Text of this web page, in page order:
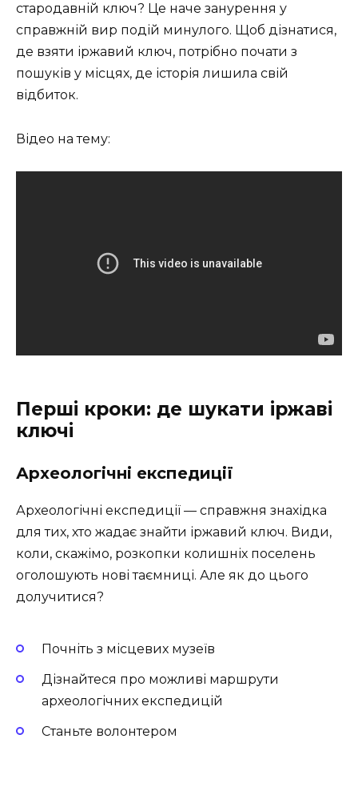
стародавній ключ? Це наче занурення у
справжній вир подій минулого. Щоб дізнатися,
де взяти іржавий ключ, потрібно почати з
пошуків у місцях, де історія лишила свій
відбиток.
Відео на тему:
Перші кроки: де шукати іржаві
ключі
Археологічні експедиції
Археологічні експедиції — справжня знахідка
для тих, хто жадає знайти іржавий ключ. Види,
коли, скажімо, розкопки колишніх поселень
оголошують нові таємниці. Але як до цього
долучитися?
Почніть з місцевих музеїв
Дізнайтеся про можливі маршрути
археологічних експедицій
Станьте волонтером